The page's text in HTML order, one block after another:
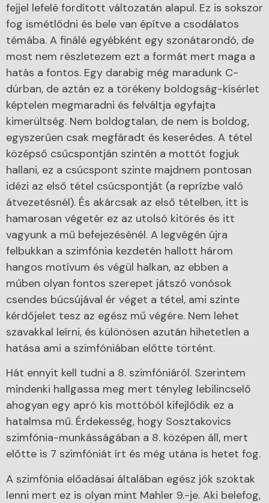
fejjel lefelé fordított változatán alapul. Ez is sokszor
fog ismétlődni és bele van építve a csodálatos
témába. A finálé egyébként egy szonátarondó, de
most nem részletezem ezt a formát mert maga a
hatás a fontos. Egy darabig még maradunk C-
dúrban, de aztán ez a törékeny boldogság-kísérlet
képtelen megmaradni és felváltja egyfajta
kimerültség. Nem boldogtalan, de nem is boldog,
egyszerűen csak megfáradt és keserédes. A tétel
középső csűcspontján szintén a mottót fogjuk
hallani, ez a csúcspont szinte majdnem pontosan
idézi az első tétel csúcspontját (a reprízbe való
átvezetésnél). És akárcsak az első tételben, itt is
hamarosan végetér ez az utolsó kitörés és itt
vagyunk a mű befejezésénél. A legvégén újra
felbukkan a szimfónia kezdetén hallott három
hangos motívum és végül halkan, az ebben a
műben olyan fontos szerepet játszó vonósok
csendes búcsújával ér véget a tétel, ami szinte
kérdőjelet tesz az egész mű végére. Nem lehet
szavakkal leírni, és különösen azután hihetetlen a
hatása ami a szimfóniában előtte történt.
Hát ennyit kell tudni a 8. szimfóniáról. Szerintem
mindenki hallgassa meg mert tényleg lebilincselő
ahogyan egy apró kis mottóból kifejlődik ez a
hatalmsa mű. Érdekesség, hogy Sosztakovics
szimfónia-munkásságában a 8. középen áll, mert
előtte is 7 szimfóniát írt és még utána is hetet fog.
A szimfónia előadásai általában egész jók szoktak
lenni mert ez is olyan mint Mahler 9.-je. Aki belefog,